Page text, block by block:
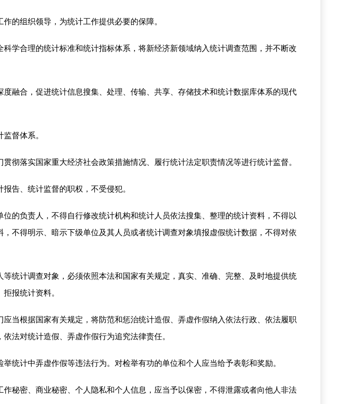
的组织领导，为统计工作提供必要的保障。
学合理的统计标准和统计指标体系，将新经济新领域纳入统计调查范围，并不断改
融合，促进统计信息搜集、处理、传输、共享、存储技术和统计数据库体系的现代
督体系。
彻落实国家重大经济社会政策措施情况、履行统计法定职责情况等进行统计监督。
告、统计监督的职权，不受侵犯。
的负责人，不得自行修改统计机构和统计人员依法搜集、整理的统计资料，不得以
不得明示、暗示下级单位及其人员或者统计调查对象填报虚假统计数据，不得对依
统计调查对象，必须依照本法和国家有关规定，真实、准确、完整、及时地提供统
报统计资料。
当根据国家有关规定，将防范和惩治统计造假、弄虚作假纳入依法行政、依法履职
法对统计造假、弄虚作假行为追究法律责任。
统计中弄虚作假等违法行为。对检举有功的单位和个人应当给予表彰和奖励。
秘密、商业秘密、个人隐私和个人信息，应当予以保密，不得泄露或者向他人非法